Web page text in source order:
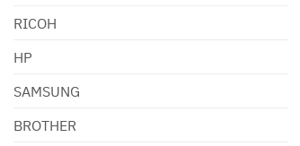
RICOH
HP
SAMSUNG
BROTHER